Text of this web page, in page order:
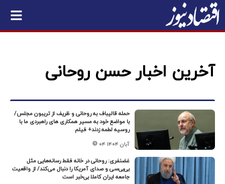
آخرین اخبار حسن روحانی
حمله قالیباف به روحانی و ظریف از تریبون مجلس/
با مواضع خود به مسیر همکاری های راهبردی ما با
روسیه لطمه زدند+ فیلم
۰۴ آبان ۱۴۰۴
غضنفری: روحانی در خانه فقط رسانه‌هایی مثل
بی‌بی‌سی و صدای آمریکا را دنبال می‌کند/ از واقعیت
جامعه ایران کاملا بی‌خبر است